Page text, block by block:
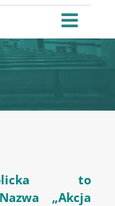
to
„Akcja